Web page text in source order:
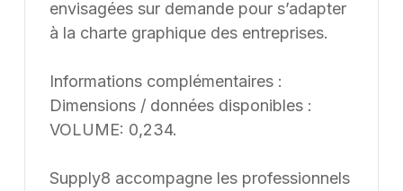
envisagées sur demande pour s’adapter
à la charte graphique des entreprises.
Informations complémentaires :
Dimensions / données disponibles :
VOLUME: 0,234.
Supply8 accompagne les professionnels